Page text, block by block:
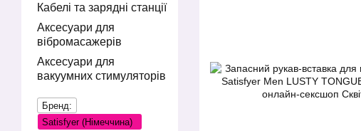
Кабелі та зарядні станції
Аксесуари для
вібромасажерів
Аксесуари для
вакуумних стимуляторів
Бренд:
Satisfyer (Німеччина)